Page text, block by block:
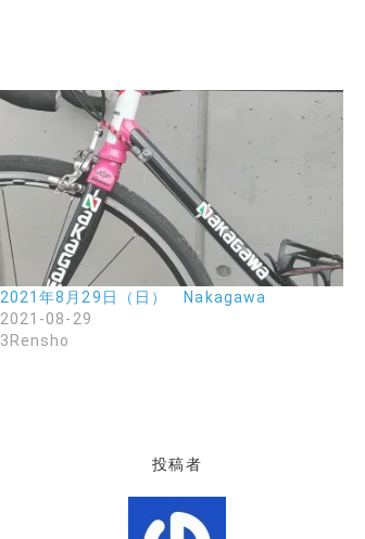
2021年8月29日（日） Nakagawa
2021-08-29
3Rensho
投稿者